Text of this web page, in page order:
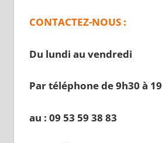
CONTACTEZ-NOUS :
Du lundi au vendredi
Par téléphone de 9h30 à 19
au : 09 53 59 38 83